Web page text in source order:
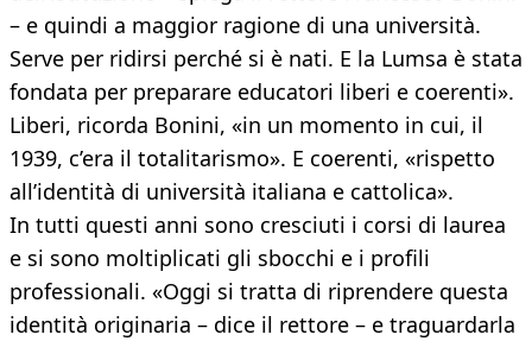
– e quindi a maggior ragione di una università.
Serve per ridirsi perché si è nati. E la Lumsa è stata
fondata per preparare educatori liberi e coerenti».
Liberi, ricorda Bonini, «in un momento in cui, il
1939, c’era il totalitarismo». E coerenti, «rispetto
all’identità di università italiana e cattolica».
In tutti questi anni sono cresciuti i corsi di laurea
e si sono moltiplicati gli sbocchi e i profili
professionali. «Oggi si tratta di riprendere questa
identità originaria – dice il rettore – e traguardarla